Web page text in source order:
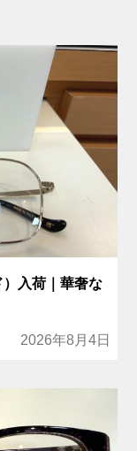
入荷｜華奢な
2026年8月4日